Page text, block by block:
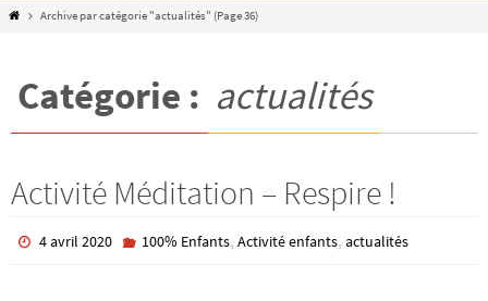
HomeArchive par catégorie "actualités" (Page 36)
Catégorie : actualités
Activité Méditation – Respire !
4 avril 2020 100% Enfants, Activité enfants, actualités